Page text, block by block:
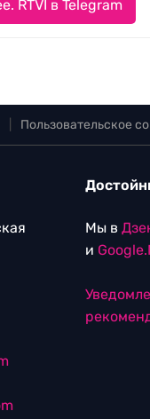
RTVI в Telegram
Пользовательское
Мы в
и